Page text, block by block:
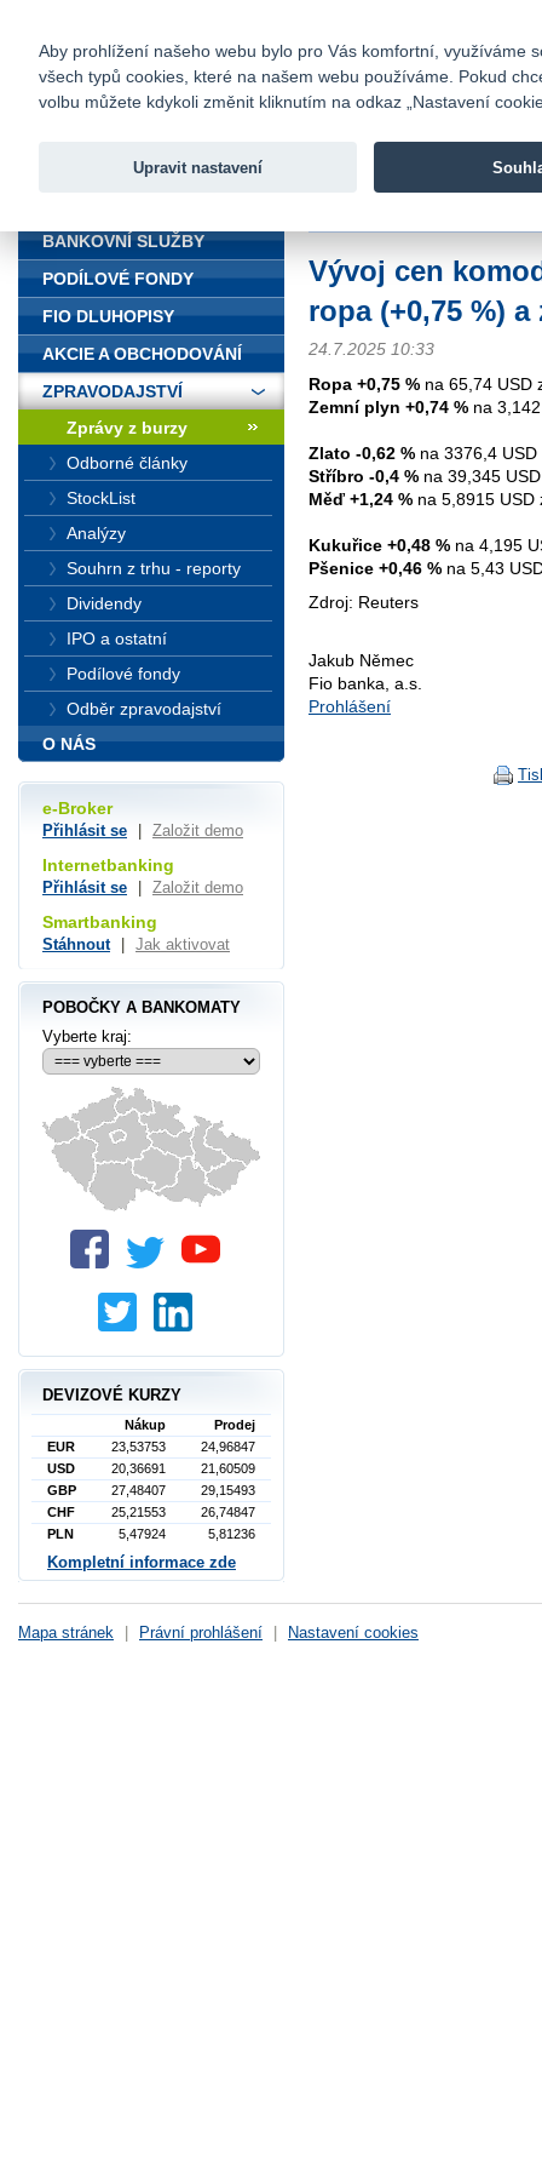
Fio banka
Fio banka
Vývoj cen
ropa (+0,75 %)
24.7.2025 10:33
Ropa +0,75 % na 65,74 USD
Zemní plyn +0,74 % na
Zlato -0,62 % na 3376,4 USD
Stříbro -0,4 % na 39,345
Měď +1,24 % na 5,8915 USD
Kukuřice +0,48 % na 4,195
Pšenice +0,46 % na 5,43
Zdroj: Reuters
Jakub Němec
Fio banka, a.s.
Prohlášení
BANKOVNÍ SLUŽBY
PODÍLOVÉ FONDY
FIO DLUHOPISY
AKCIE A OBCHODOVÁNÍ
ZPRAVODAJSTVÍ
Zprávy z burzy
Odborné články
StockList
Analýzy
Souhrn z trhu - reporty
Dividendy
IPO a ostatní
Podílové fondy
Odběr zpravodajství
O NÁS
e-Broker
Přihlásit se Založit demo
Internetbanking
Přihlásit se Založit demo
Smartbanking
Stáhnout Jak aktivovat
POBOČKY A BANKOMATY
Vyberte kraj:
DEVIZOVÉ KURZY
Nákup
Prodej
EUR
23,53753
24,96847
USD
20,36691
21,60509
GBP
27,48407
29,15493
CHF
25,21553
26,74847
PLN
5,47924 5,81236
Kompletní informace zde
Mapa stránek Právní prohlášení Nastavení cookies
Aby prohlížení našeho webu bylo pro Vás komfortní, využíváme
všech typů cookies, které na našem webu používáme. Pokud
volbu můžete kdykoli změnit kliknutím na odkaz „Nastavení
Upravit nastavení